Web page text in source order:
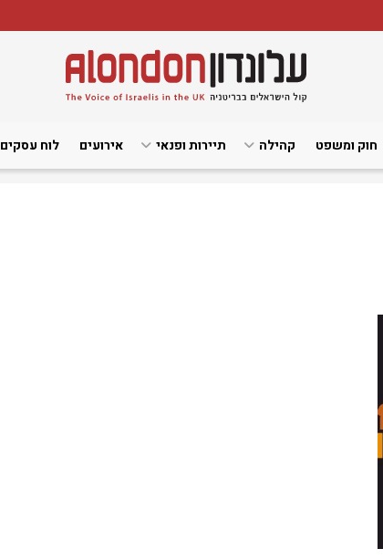
חוק ומשפט קהילה תיירות ופנאי אירועים לוח עסקים